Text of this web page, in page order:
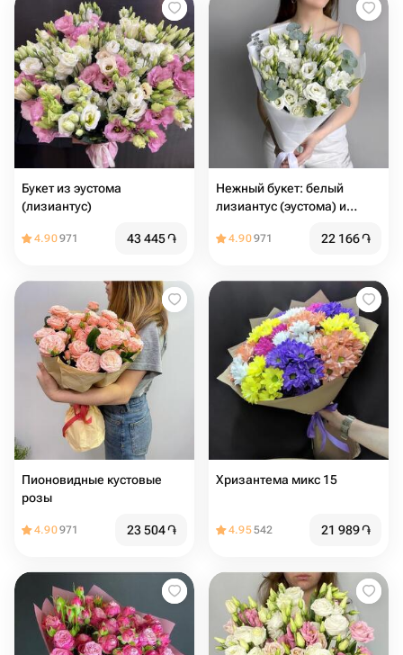
Букет из эустома
(лизиантус)
4.90971 43 445֏
Нежный букет: белый
лизиантус (эустома) и
4.90971 22 166֏
Пионовидные кустовые
розы
4.90971 23 504֏
Хризантема микс 15
4.95542 21 989֏